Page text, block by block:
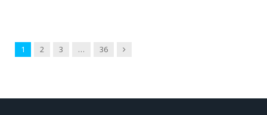
1 2 3 … 36 Next